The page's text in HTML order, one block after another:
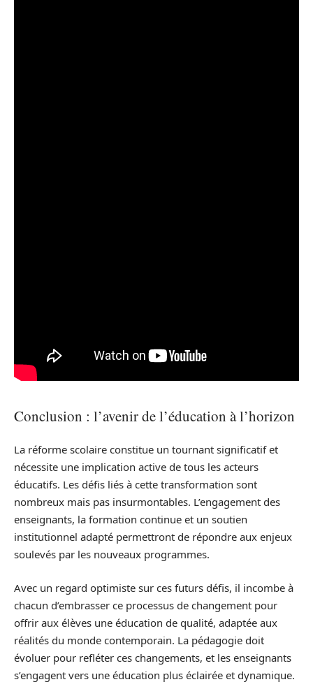
Conclusion : l’avenir de l’éducation à l’horizon
La réforme scolaire constitue un tournant significatif et
nécessite une implication active de tous les acteurs
éducatifs. Les défis liés à cette transformation sont
nombreux mais pas insurmontables. L’engagement des
enseignants, la formation continue et un soutien
institutionnel adapté permettront de répondre aux enjeux
soulevés par les nouveaux programmes.
Avec un regard optimiste sur ces futurs défis, il incombe à
chacun d’embrasser ce processus de changement pour
offrir aux élèves une éducation de qualité, adaptée aux
réalités du monde contemporain. La pédagogie doit
évoluer pour refléter ces changements, et les enseignants
s’engagent vers une éducation plus éclairée et dynamique.